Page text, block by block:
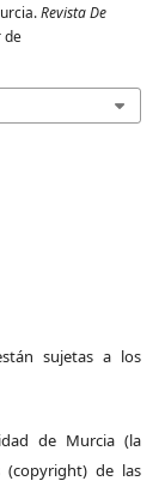
Revista De
de
sujetas a los
de Murcia (la
(copyright) de las